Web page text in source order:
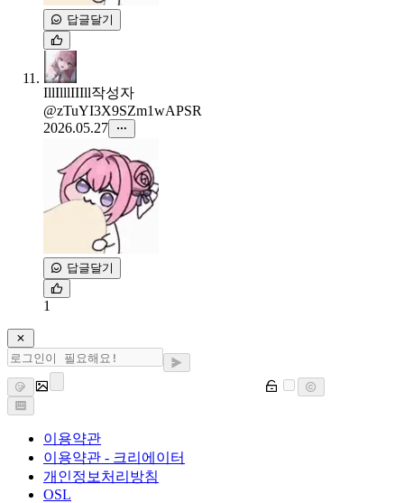
답글달기
IllIlllIIIll작성자
@zTuYI3X9SZm1wAPSR
2026.05.27
답글달기
1
이용약관
이용약관 - 크리에이터
개인정보처리방침
OSL